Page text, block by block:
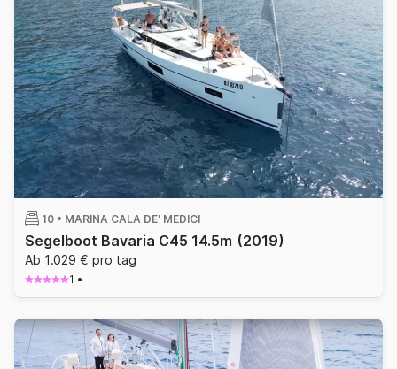
10 • MARINA CALA DE' MEDICI
Segelboot Bavaria C45 14.5m (2019)
Ab 1.029 € pro tag
1 •